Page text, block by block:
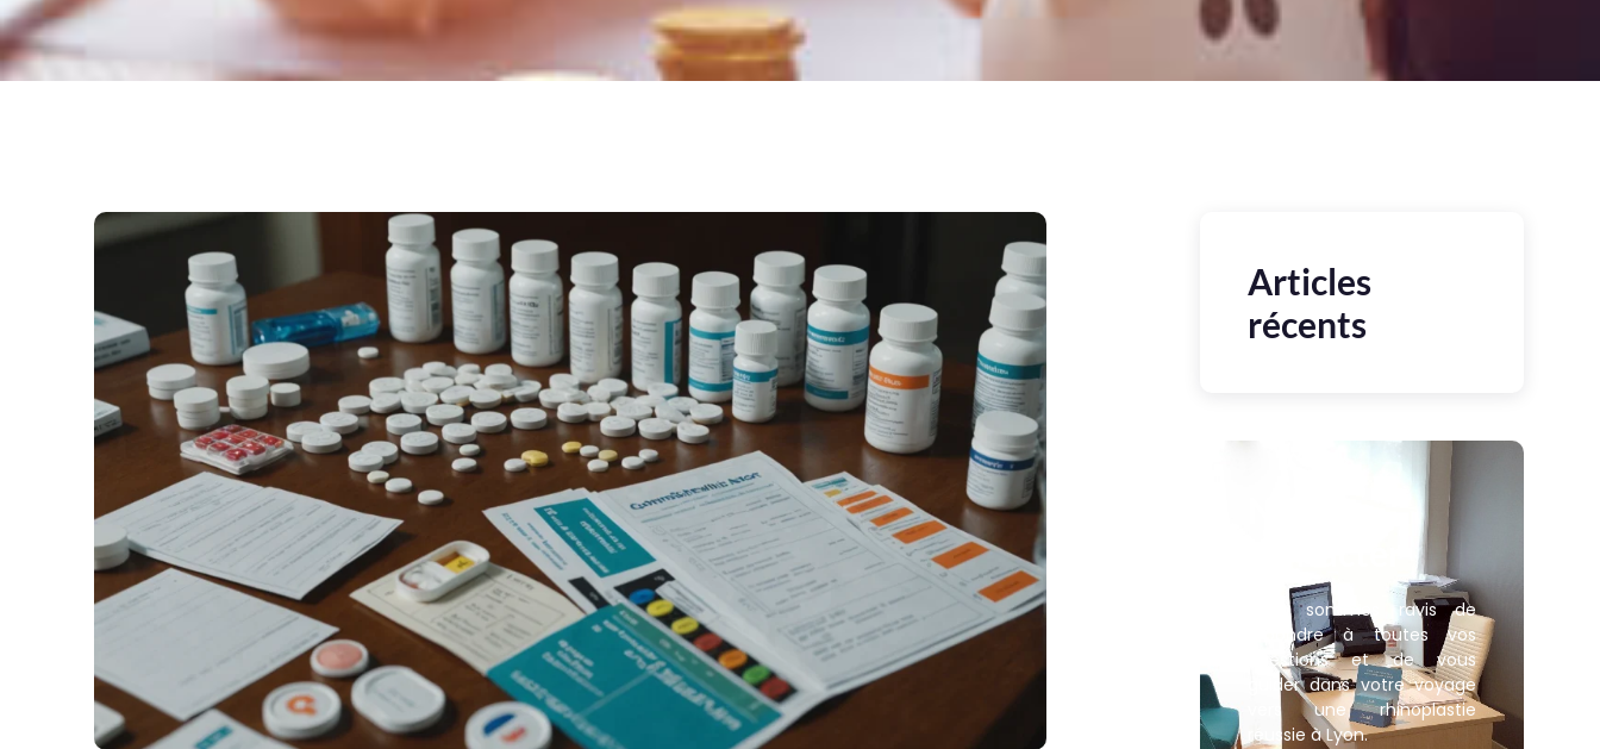
Articles
récents
Nous sommes ravis de
répondre à toutes vos
questions et de vous
guider dans votre voyage
vers une rhinoplastie
réussie à Lyon.